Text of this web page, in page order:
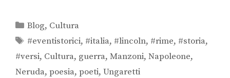
Blog, Cultura
#eventistorici, #italia, #lincoln, #rime, #storia,
#versi, Cultura, guerra, Manzoni, Napoleone,
Neruda, poesia, poeti, Ungaretti